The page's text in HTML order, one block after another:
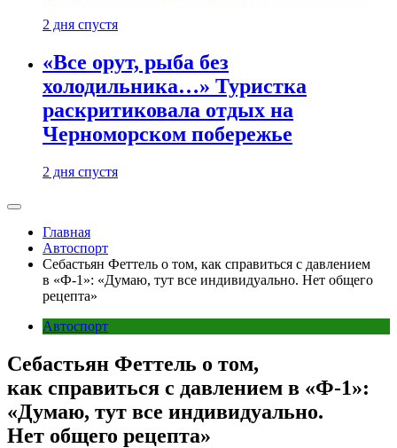
2 дня спустя
«Все орут, рыба без
холодильника…» Туристка
раскритиковала отдых на
Черноморском побережье
2 дня спустя
Главная
Автоспорт
Себастьян Феттель о том, как справиться с давлением
в «Ф-1»: «Думаю, тут все индивидуально. Нет общего
рецепта»
Автоспорт
Себастьян Феттель о том,
как справиться с давлением в «Ф-1»:
«Думаю, тут все индивидуально.
Нет общего рецепта»